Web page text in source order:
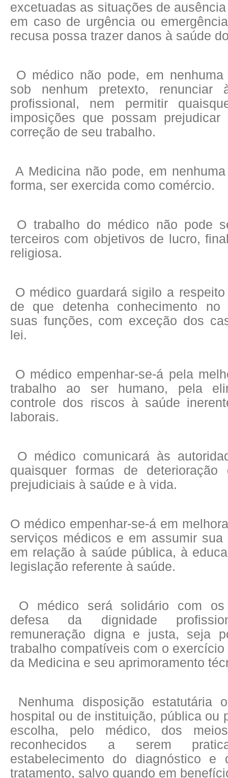
excetuadas as situações de
em caso de urgência ou
recusa possa trazer danos à saúde
O médico não pode, em
sob nenhum pretexto, renunciar
profissional, nem permitir
imposições que possam
correção de seu trabalho.
A Medicina não pode, em
forma, ser exercida como comércio.
O trabalho do médico não pode
terceiros com objetivos de lucro,
religiosa.
O médico guardará sigilo a
de que detenha conhecimento no
suas funções, com exceção dos
lei.
O médico empenhar-se-á pela
trabalho ao ser humano, pela
controle dos riscos à saúde
laborais.
O médico comunicará às
quaisquer formas de deterioração
prejudiciais à saúde e à vida.
O médico empenhar-se-á em
serviços médicos e em assumir sua
em relação à saúde pública, à
legislação referente à saúde.
O médico será solidário com os
defesa da dignidade
remuneração digna e justa, seja
trabalho compatíveis com o
da Medicina e seu aprimoramento
Nenhuma disposição estatutária
hospital ou de instituição, pública ou
escolha, pelo médico, dos
reconhecidos a serem
estabelecimento do diagnóstico e
tratamento, salvo quando em